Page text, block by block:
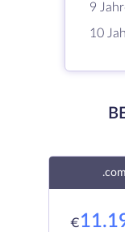
9
10
.com
€